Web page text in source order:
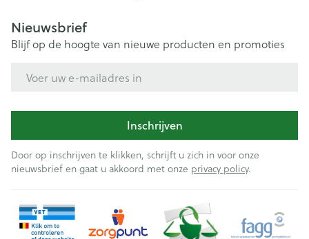
Nieuwsbrief
Blijf op de hoogte van nieuwe producten en promoties
Inschrijven
Door op inschrijven te klikken, schrijft u zich in voor onze
nieuwsbrief en gaat u akkoord met onze privacy policy.